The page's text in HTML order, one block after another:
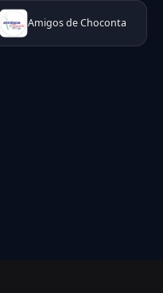
Amigos de Choconta